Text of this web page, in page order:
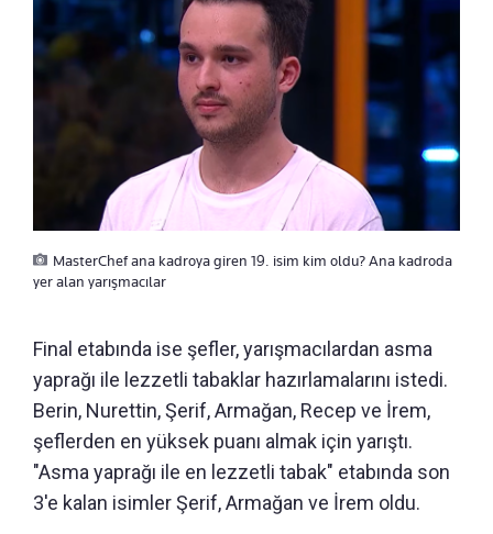
MasterChef ana kadroya giren 19. isim kim oldu? Ana kadroda
yer alan yarışmacılar
Final etabında ise şefler, yarışmacılardan asma
yaprağı ile lezzetli tabaklar hazırlamalarını istedi.
Berin, Nurettin, Şerif, Armağan, Recep ve İrem,
şeflerden en yüksek puanı almak için yarıştı.
"Asma yaprağı ile en lezzetli tabak" etabında son
3'e kalan isimler Şerif, Armağan ve İrem oldu.